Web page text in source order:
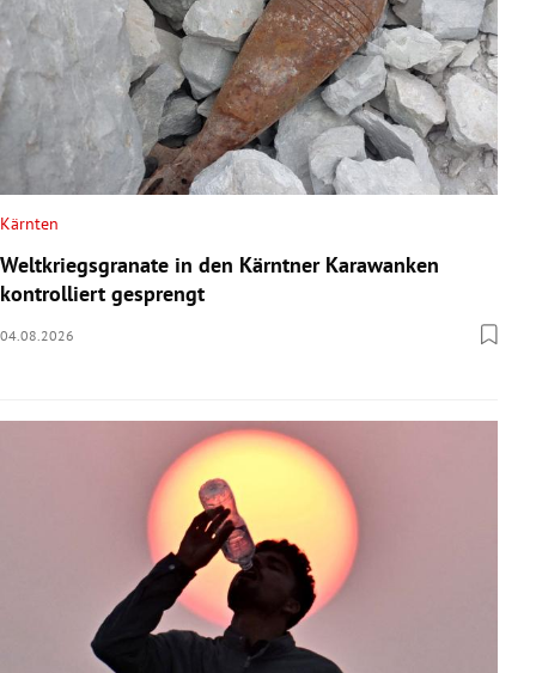
Kärnten
Weltkriegsgranate in den Kärntner Karawanken
kontrolliert gesprengt
04.08.2026